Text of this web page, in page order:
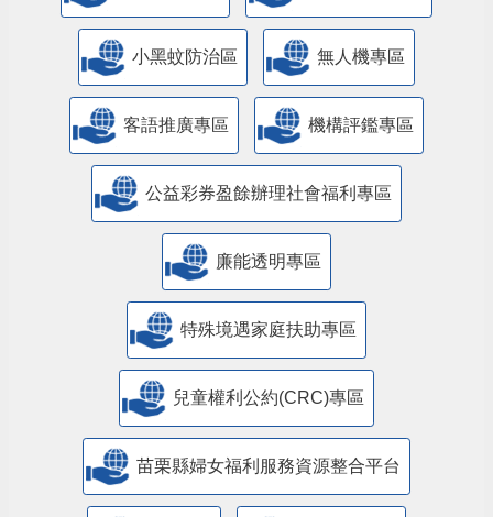
小黑蚊防治區 無人機專區
客語推廣專區 機構評鑑專區
公益彩券盈餘辦理社會福利專區
廉能透明專區
特殊境遇家庭扶助專區
兒童權利公約(CRC)專區
苗栗縣婦女福利服務資源整合平台